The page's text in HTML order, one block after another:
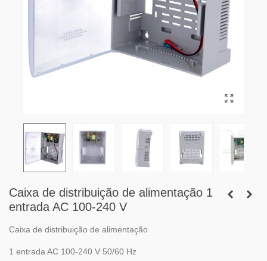
Caixa de distribuição de alimentação 1
entrada AC 100-240 V
Caixa de distribuição de alimentação
1 entrada AC 100-240 V 50/60 Hz